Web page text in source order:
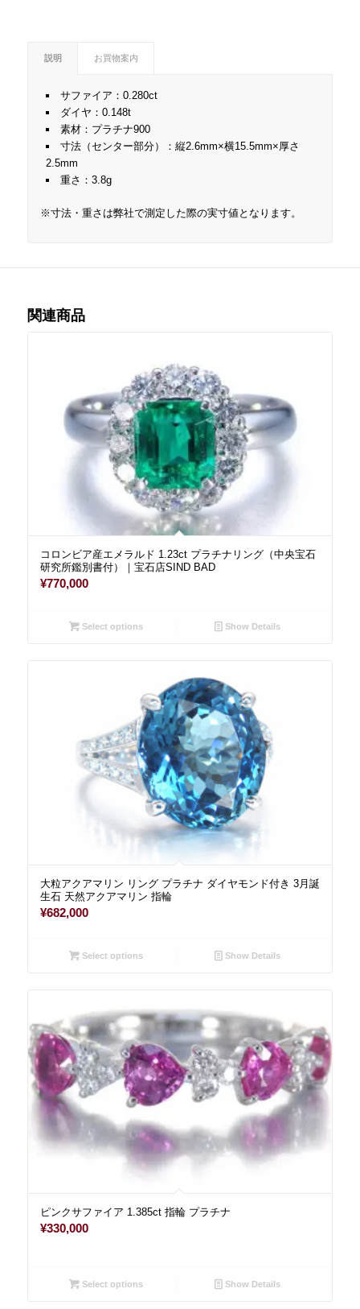
説明 お買物案内
サファイア：0.280ct
ダイヤ：0.148t
素材：プラチナ900
寸法（センター部分）：縦2.6mm×横15.5mm×厚さ
2.5mm
重さ：3.8g
※寸法・重さは弊社で測定した際の実寸値となります。
関連商品
コロンビア産エメラルド 1.23ct プラチナリング（中央宝石
研究所鑑別書付）｜宝石店SIND BAD
¥770,000
Select options Show Details
大粒アクアマリン リング プラチナ ダイヤモンド付き 3月誕
生石 天然アクアマリン 指輪
¥682,000
Select options Show Details
ピンクサファイア 1.385ct 指輪 プラチナ
¥330,000
Select options Show Details